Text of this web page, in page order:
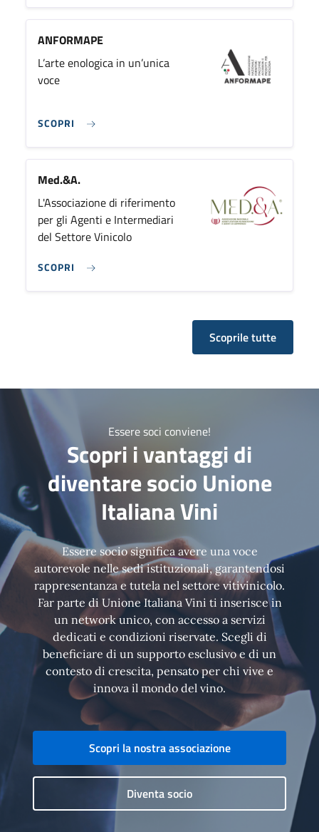
ANFORMAPE
L’arte enologica in un’unica
voce
SCOPRI
Med.&A.
L'Associazione di riferimento
per gli Agenti e Intermediari
del Settore Vinicolo
SCOPRI
Scoprile tutte
Essere soci conviene!
Scopri i vantaggi di
diventare socio Unione
Italiana Vini
Essere socio significa avere una voce
autorevole nelle sedi istituzionali, garantendosi
rappresentanza e tutela nel settore vitivinicolo.
Far parte di Unione Italiana Vini ti inserisce in
un network unico, con accesso a servizi
dedicati e condizioni riservate. Scegli di
beneficiare di un supporto esclusivo e di un
contesto di crescita, pensato per chi vive e
innova il mondo del vino.
Scopri la nostra associazione
Diventa socio